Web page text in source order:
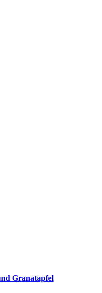
Granatapfel